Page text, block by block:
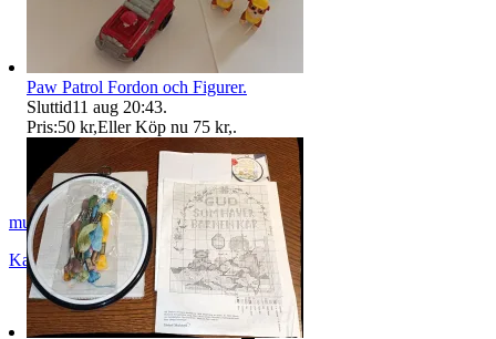
musicbox_81
Karlshamn,Sverige
Paw Patrol Fordon och Figurer.
Sluttid11 aug 20:43.
Pris:50 kr,Eller Köp nu 75 kr,.